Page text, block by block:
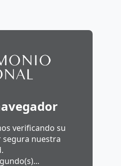
verificando su
nuestra